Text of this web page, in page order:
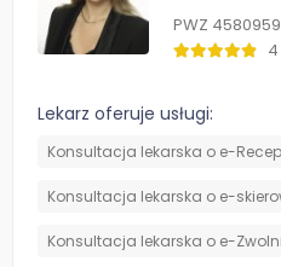
PWZ 4580959
Lekarz oferuje usługi:
Konsultacja lekarska o e-
Konsultacja lekarska o e-
Konsultacja lekarska o e-